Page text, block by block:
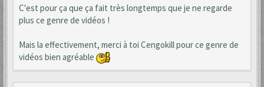
C'est pour ça que ça fait très longtemps que je ne regarde
plus ce genre de vidéos !
Mais la effectivement, merci à toi Cengokill pour ce genre de
vidéos bien agréable